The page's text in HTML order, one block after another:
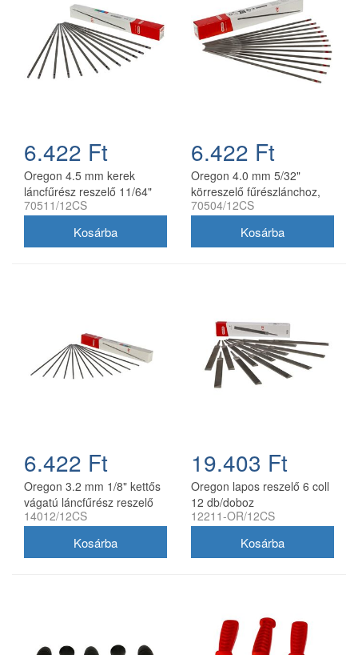
6.422 Ft
Oregon 4.5 mm kerek
láncfűrész reszelő 11/64"
12 db/doboz
70511/12CS
6.422 Ft
Oregon 4.0 mm 5/32"
körreszelő fűrészlánchoz,
12 db/doboz
70504/12CS
6.422 Ft
Oregon 3.2 mm 1/8" kettős
vágatú láncfűrész reszelő
12 db/doboz
14012/12CS
19.403 Ft
Oregon lapos reszelő 6 coll
12 db/doboz
12211-OR/12CS